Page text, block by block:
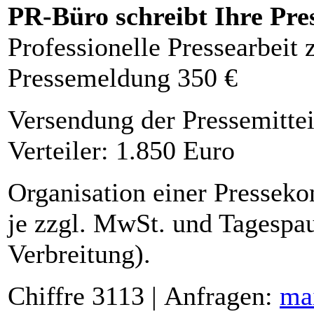
PR-Büro schreibt Ihre
Professionelle Pressearbeit
Pressemeldung 350 €
Versendung der
Verteiler: 1.850 Euro
Organisation einer
je zzgl. MwSt. und
Verbreitung).
Chiffre 3113 | Anfragen: